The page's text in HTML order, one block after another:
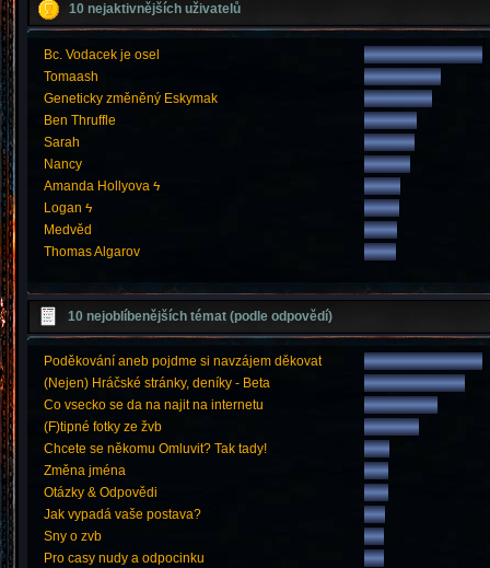
10 nejaktivnějších uživatelů
Bc. Vodacek je osel
Tomaash
Geneticky změněný Eskymak
Ben Thruffle
Sarah
Nancy
Amanda Hollyova ϟ
Logan ϟ
Medvěd
Thomas Algarov
10 nejoblíbenějších témat (podle odpovědí)
Poděkování aneb pojdme si navzájem děkovat
(Nejen) Hráčské stránky, deníky - Beta
Co vsecko se da na najit na internetu
(F)tipné fotky ze žvb
Chcete se někomu Omluvit? Tak tady!
Změna jména
Otázky & Odpovědi
Jak vypadá vaše postava?
Sny o zvb
Pro casy nudy a odpocinku